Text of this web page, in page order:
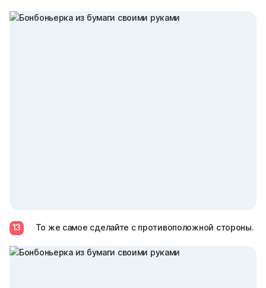
13 То же самое сделайте с противоположной стороны.